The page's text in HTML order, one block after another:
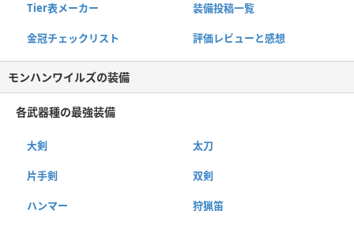
Tier表メーカー 装備投稿一覧
金冠チェックリスト 評価レビューと感想
モンハンワイルズの装備
各武器種の最強装備
大剣 太刀
片手剣 双剣
ハンマー 狩猟笛